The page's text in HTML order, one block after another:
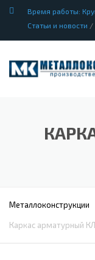
Время работы:
Статьи и новости /
Металлоконструкции
Каркас арматурный